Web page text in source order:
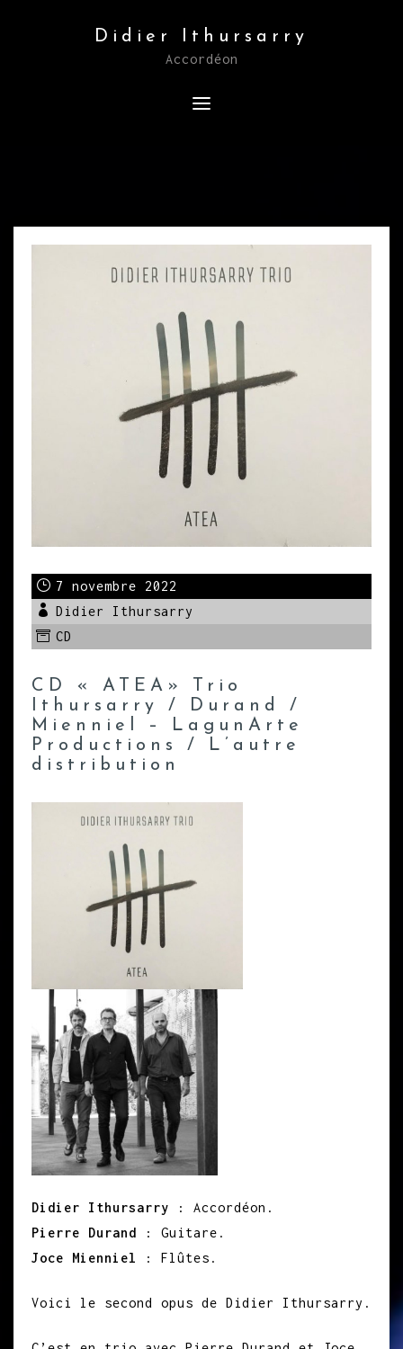
Didier Ithursarry
Accordéon
7 novembre 2022
Didier Ithursarry
CD
CD « ATEA» Trio
Ithursarry / Durand /
Mienniel – LagunArte
Productions / L’autre
distribution
Didier Ithursarry : Accordéon.
Pierre Durand
: Guitare.
Joce Mienniel
: Flûtes.
Voici le second opus de Didier Ithursarry.